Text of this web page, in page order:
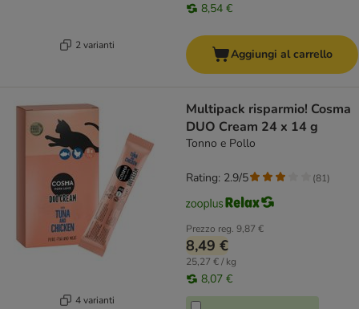
2 varianti
8,54 €
Aggiungi al carrello
4 varianti
Multipack risparmio! Cosma
DUO Cream 24 x 14 g
Tonno e Pollo
Prezzo reg. 9,87 €
8,49 €
25,27 € / kg
8,07 €
Rating: 2.9/5 (81)